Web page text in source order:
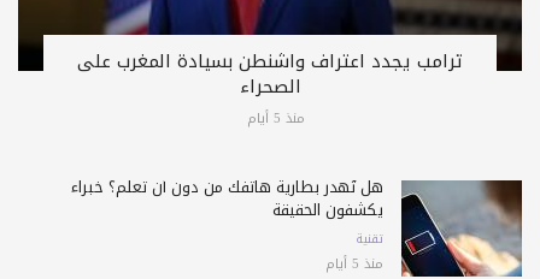
ترامب يجدد اعتراف واشنطن بسيادة المغرب على
الصحراء
منذ 5 أيام
هل تُهدر بطارية هاتفك من دون أن تعلم؟ خبراء
يكشفون الحقيقة
تقنية
منذ 5 أيام